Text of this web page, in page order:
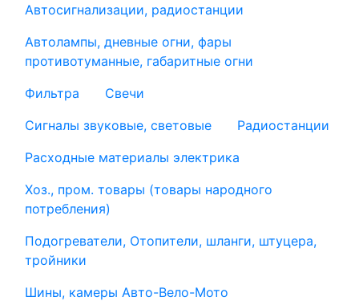
Автосигнализации, радиостанции
Автолампы, дневные огни, фары
противотуманные, габаритные огни
Фильтра
Свечи
Сигналы звуковые, световые
Радиостанции
Расходные материалы электрика
Хоз., пром. товары (товары народного
потребления)
Подогреватели, Отопители, шланги, штуцера,
тройники
Шины, камеры Авто-Вело-Мото